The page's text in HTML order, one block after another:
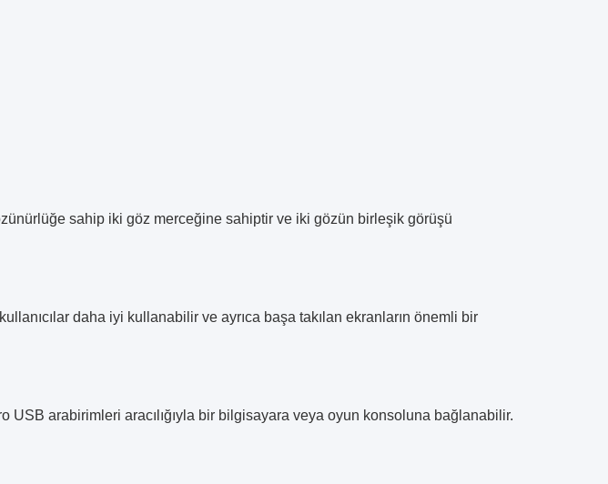
sahip iki göz merceğine sahiptir ve iki gözün birleşik görüşü
daha iyi kullanabilir ve ayrıca başa takılan ekranların önemli bir
USB arabirimleri aracılığıyla bir bilgisayara veya oyun konsoluna bağlanabilir.